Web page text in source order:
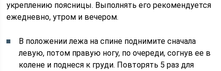
укреплению поясницы. Выполнять его рекомендуется
ежедневно, утром и вечером.
В положении лежа на спине поднимите сначала
левую, потом правую ногу, по очереди, согнув ее в
колене и поднеся к груди. Повторять 5 раз для